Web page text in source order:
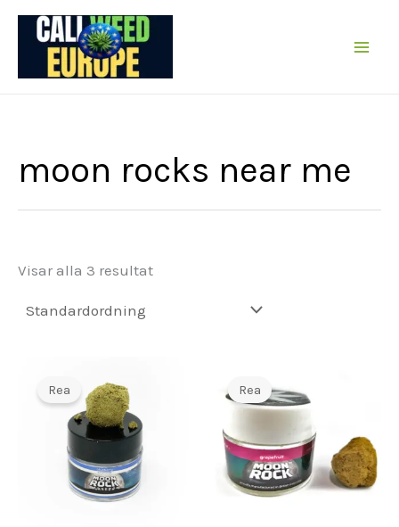
Hoppa
innehållet
moon rocks near me
Visar alla 3 resultat
Rea Rea